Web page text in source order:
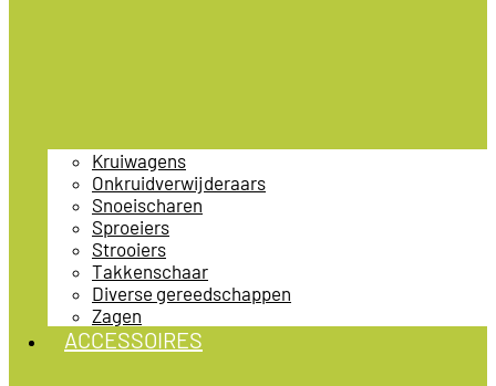
Kruiwagens
Onkruidverwijderaars
Snoeischaren
Sproeiers
Strooiers
Takkenschaar
Diverse gereedschappen
Zagen
ACCESSOIRES